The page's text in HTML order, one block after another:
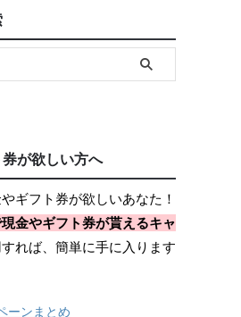
が欲しい方へ
ギフト券が欲しいあなた！
金やギフト券が貰えるキャ
れば、簡単に手に入ります
ーンまとめ